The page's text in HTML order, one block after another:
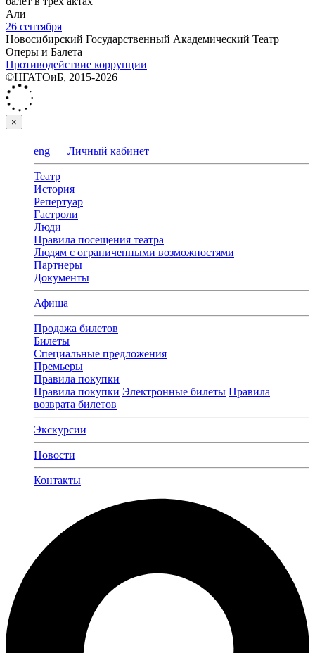
Али
26 сентября
Новосибирский Государственный Академический Театр
Оперы и Балета
Противодействие коррупции
©НГАТОиБ, 2015-2026
×
eng Личный кабинет
Театр
История
Репертуар
Гастроли
Люди
Правила посещения театра
Людям с ограниченными возможностями
Партнеры
Документы
Афиша
Продажа билетов
Билеты
Специальные предложения
Премьеры
Правила покупки
Правила покупки Электронные билеты Правила
возврата билетов
Экскурсии
Новости
Контакты